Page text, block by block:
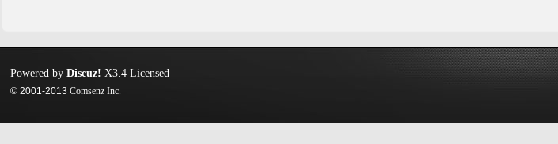
Powered byDiscuz! X3.4 Licensed
© 2001-2013Comsenz Inc.